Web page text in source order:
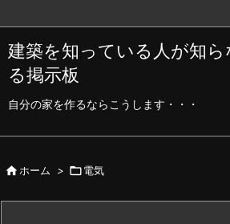
建築を知っている人が知
る掲示板
自分の家を作るならこうします・・・
 ホーム > 電気